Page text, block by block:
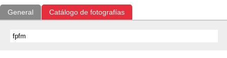
General Catálogo de fotografías